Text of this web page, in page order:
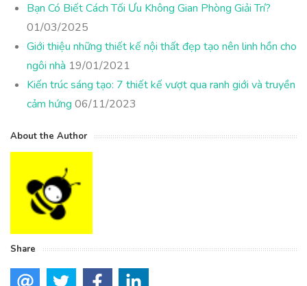
Bạn Có Biết Cách Tối Ưu Không Gian Phòng Giải Trí?
01/03/2025
Giới thiệu những thiết kế nội thất đẹp tạo nên linh hồn cho
ngôi nhà 19/01/2021
Kiến trúc sáng tạo: 7 thiết kế vượt qua ranh giới và truyền
cảm hứng 06/11/2023
About the Author
Share